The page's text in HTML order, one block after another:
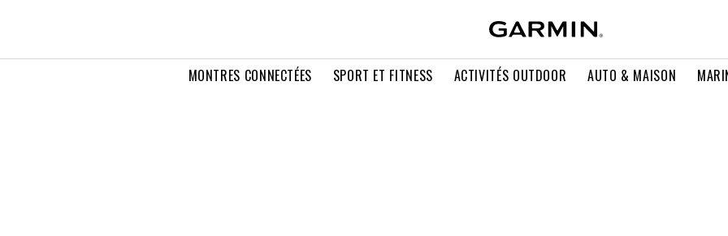
MONTRES CONNECTÉES SPORT ET FITNESS ACTIVITÉS OUTDOOR AUTO & MAISON